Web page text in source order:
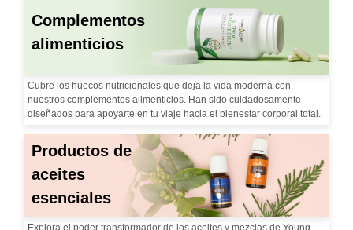
Complementos
alimenticios
Cubre los huecos nutricionales que deja la vida moderna con
nuestros complementos alimenticios. Han sido cuidadosamente
diseñados para apoyarte en tu viaje hacia el bienestar corporal total.
Productos de
aceites
esenciales
Explora el poder transformador de los aceites y mezclas de Young